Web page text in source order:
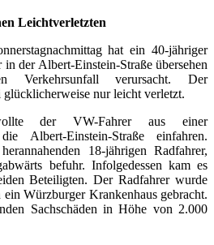
Leichtverletzten
hat ein 40-jähriger
der Albert-Einstein-Straße übersehen
Verkehrsunfall verursacht. Der
nur leicht verletzt.
der VW-Fahrer aus einer
Albert-Einstein-Straße einfahren.
18-jährigen Radfahrer,
befuhr. Infolgedessen kam es
Beteiligten. Der Radfahrer wurde
Würzburger Krankenhaus gebracht.
Sachschäden in Höhe von 2.000